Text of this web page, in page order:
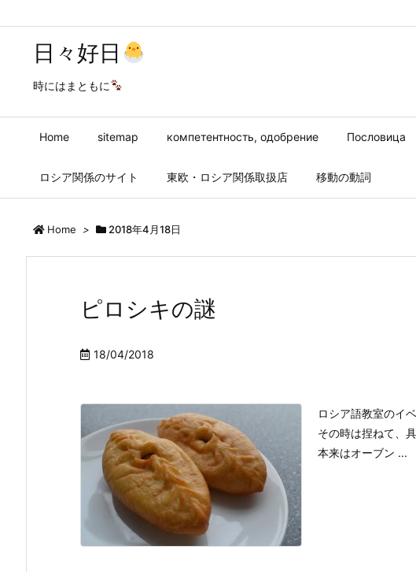
日々好日
時にはまともに
Home sitemap компетентность, одобрение Пословица
ロシア関係のサイト 東欧・ロシア関係取扱店 移動の動詞
Home > 2018年4月18日
ピロシキの謎
18/04/2018
ロシア語教室のイ
その時は捏ねて、
本来はオーブン ...